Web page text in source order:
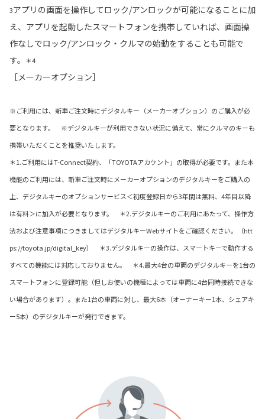
3アプリの画面を操作してロック/アンロックが可能になることに加
え、アプリを起動したスマートフォンを携帯していれば、画面操
作なしでロック/アンロック・クルマの始動をすることも可能で
す。
＊4
［メーカーオプション］
※ご利用には、新車ご注文時にデジタルキー（メーカーオプション）のご購入が必
要となります。 ※デジタルキーが利用できない状況に備えて、常にクルマのキーも
携帯いただくことを推奨いたします。
＊1.ご利用にはT-Connect契約、「TOYOTAアカウント」の取得が必要です。また本
機能のご利用には、新車ご注文時にメーカーオプションのデジタルキーをご購入の
上、デジタルキーのオプションサービス＜初度登録日から3年間は無料、4年目以降
は有料＞に加入が必要となります。 ＊2.デジタルキーのご利用にあたって、操作方
法および注意事項につきましてはデジタルキーWebサイトをご確認ください。（htt
ps://toyota.jp/digital_key） ＊3.デジタルキーの操作は、スマートキーで動作する
すべての機能には対応しておりません。 ＊4.最大4台の車両のデジタルキーを1台の
スマートフォンに登録可能（但しお使いの機種によっては車両に4台同時接続できな
い場合があります）。また1台の車両に対し、最大6本（オーナーキー1本、シェアキ
ー5本）のデジタルキーが発行できます。